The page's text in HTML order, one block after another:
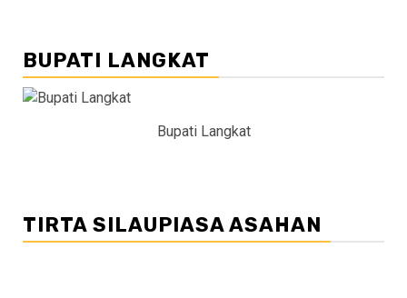
BUPATI LANGKAT
Bupati Langkat
TIRTA SILAUPIASA ASAHAN